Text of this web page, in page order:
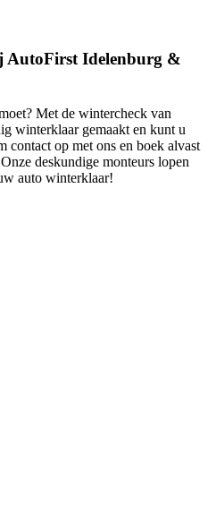
AutoFirst Idelenburg &
Met de wintercheck van
winterklaar gemaakt en kunt u
contact op met ons en boek alvast
deskundige monteurs lopen
auto winterklaar!